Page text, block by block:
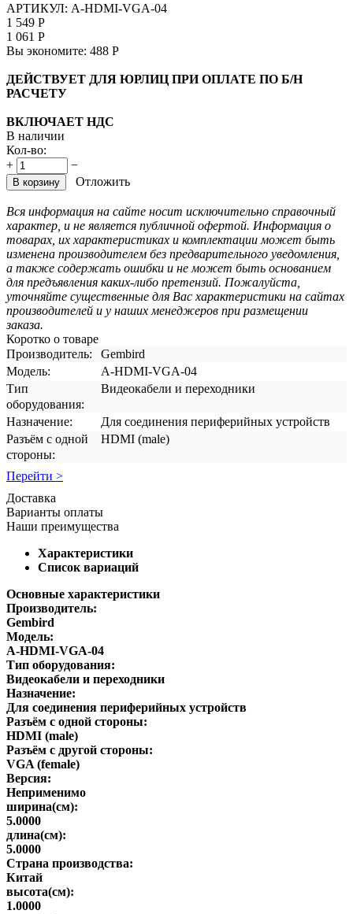
АРТИКУЛ: A-HDMI-VGA-04
1 549 Р
1 061 Р
Вы экономите: 488 Р
ДЕЙСТВУЕТ ДЛЯ ЮРЛИЦ ПРИ ОПЛАТЕ ПО Б/Н
РАСЧЕТУ
ВКЛЮЧАЕТ НДС
В наличии
Кол-во:
+
−
В корзину Отложить
Вся информация на сайте носит исключительно справочный
характер, и не является публичной офертой. Информация о
товарах, их характеристиках и комплектации может быть
изменена производителем без предварительного уведомления,
а также содержать ошибки и не может быть основанием
для предъявления каких-либо претензий. Пожалуйста,
уточняйте существенные для Вас характеристики на сайтах
производителей и у наших менеджеров при размещении
заказа.
Коротко о товаре
Производитель:
Gembird
Модель:
A-HDMI-VGA-04
Тип
оборудования:
Видеокабели и переходники
Назначение:
Для соединения периферийных устройств
Разъём с одной
стороны:
HDMI (male)
Перейти >
Доставка
Варианты оплаты
Наши преимущества
Характеристики
Список вариаций
Основные характеристики
Производитель:
Gembird
Модель:
A-HDMI-VGA-04
Тип оборудования:
Видеокабели и переходники
Назначение:
Для соединения периферийных устройств
Разъём с одной стороны:
HDMI (male)
Разъём с другой стороны:
VGA (female)
Версия:
Неприменимо
ширина(см):
5.0000
длина(см):
5.0000
Страна производства:
Китай
высота(см):
1.0000